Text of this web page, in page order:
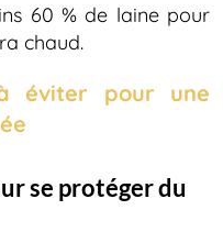
60 % de laine pour
chaud.
éviter pour une
se protéger du